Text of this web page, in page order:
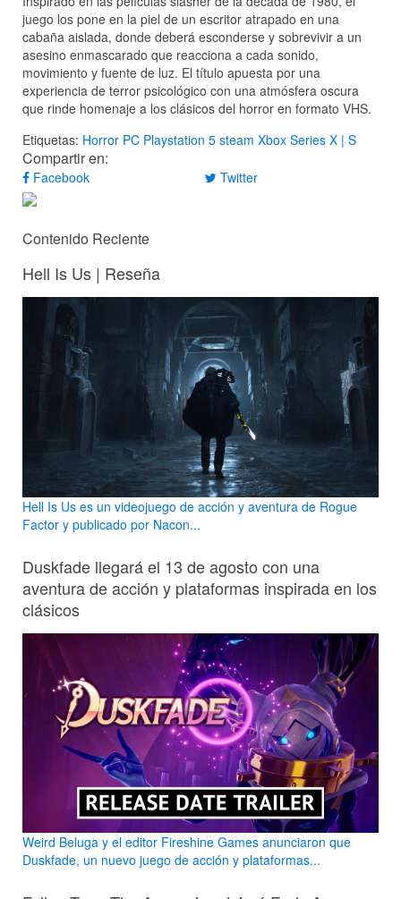
juego los pone en la piel de un escritor atrapado en una
cabaña aislada, donde deberá esconderse y sobrevivir a un
asesino enmascarado que reacciona a cada sonido,
movimiento y fuente de luz. El título apuesta por una
experiencia de terror psicológico con una atmósfera oscura
que rinde homenaje a los clásicos del horror en formato VHS.
Etiquetas: Horror PC Playstation 5 steam Xbox Series X | S
Compartir en:
Facebook Twitter
Contenido Reciente
Hell Is Us | Reseña
Hell Is Us es un videojuego de acción y aventura de Rogue
Factor y publicado por Nacon...
Duskfade llegará el 13 de agosto con una
aventura de acción y plataformas inspirada en los
clásicos
Weird Beluga y el editor Fireshine Games anunciaron que
Duskfade, un nuevo juego de acción y plataformas...